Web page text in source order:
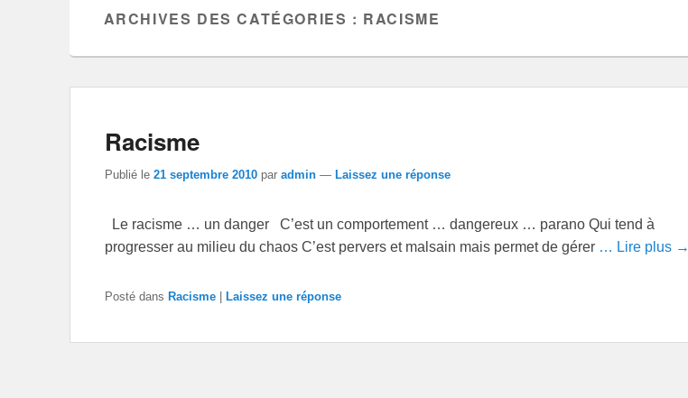
ARCHIVES DES CATÉGORIES : RACISME
Racisme
Publié le 21 septembre 2010 par admin — Laissez une réponse
Le racisme … un danger C’est un comportement … dangereux … parano Qui tend à
progresser au milieu du chaos C’est pervers et malsain mais permet de gérer … Lire plus →
Posté dans Racisme Laissez une réponse